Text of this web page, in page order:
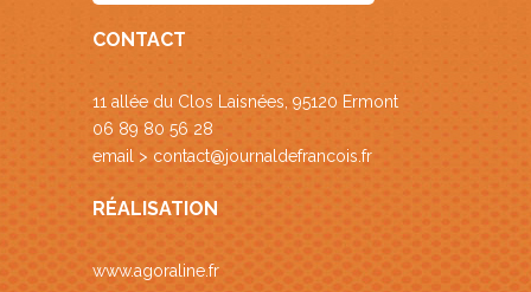
CONTACT
11 allée du Clos Laisnées, 95120 Ermont
06 89 80 56 28
email > contact@journaldefrancois.fr
RÉALISATION
www.agoraline.fr